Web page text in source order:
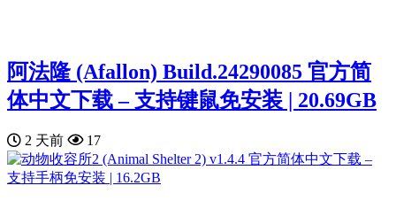
阿法隆 (Afallon) Build.24290085 官方简
体中文下载 – 支持键鼠免安装 | 20.69GB
2 天前 17